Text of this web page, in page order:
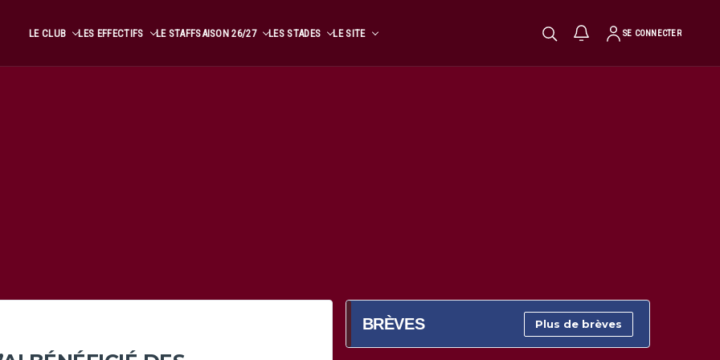
LE CLUB LES EFFECTIFS LE STAFFSAISON 26/27 LES STADES LE SITE SE CONNECTER
BRÈVES Plus de brèves